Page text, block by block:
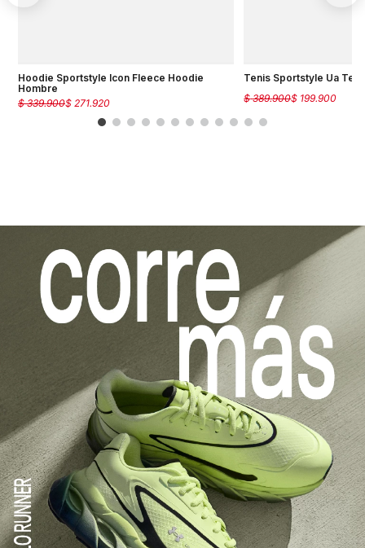
Hoodie Sportstyle Icon Fleece Hoodie
Hombre
$ 271.920
$ 339.900
Tenis Sportstyle Ua
$ 199.900
$ 389.900